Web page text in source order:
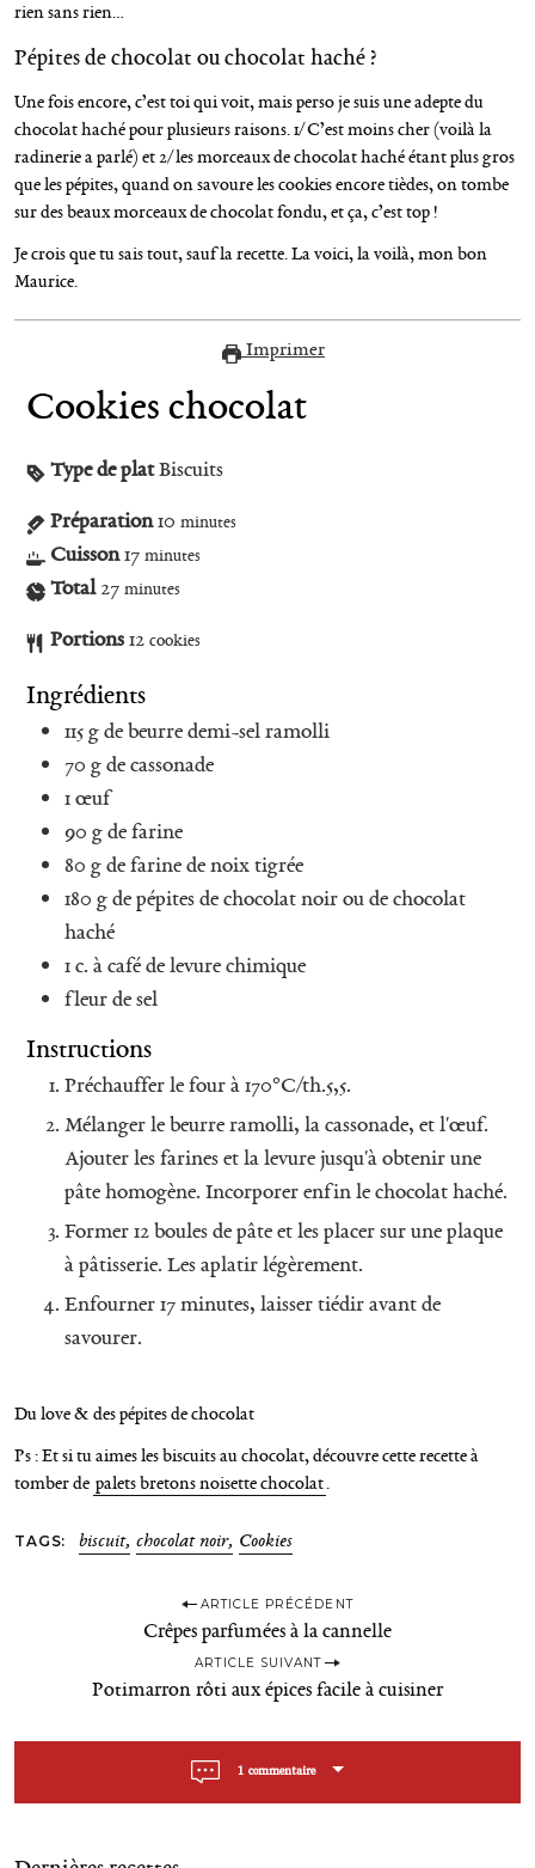
rien sans rien…
Pépites de chocolat ou chocolat haché ?
Une fois encore, c’est toi qui voit, mais perso je suis une adepte du
chocolat haché pour plusieurs raisons. 1/ C’est moins cher (voilà la
radinerie a parlé) et 2/ les morceaux de chocolat haché étant plus gros
que les pépites, quand on savoure les cookies encore tièdes, on tombe
sur des beaux morceaux de chocolat fondu, et ça, c’est top !
Je crois que tu sais tout, sauf la recette. La voici, la voilà, mon bon
Maurice.
Imprimer
Cookies chocolat
Type de platBiscuits
Préparation10 minutes
Cuisson17 minutes
Total 27 minutes
Portions12 cookies
Ingrédients
115gde beurre demi-sel ramolli
70 gde cassonade
1œuf
90 gde farine
80 gde farine de noix tigrée
180 gde pépites de chocolat noir ou de chocolat
haché
1c. à caféde levure chimique
fleur de sel
Instructions
Préchauffer le four à 170°C/th.5,5.
Mélanger le beurre ramolli, la cassonade, et l'œuf.
Ajouter les farines et la levure jusqu'à obtenir une
pâte homogène. Incorporer enfin le chocolat haché.
Former 12 boules de pâte et les placer sur une plaque
à pâtisserie. Les aplatir légèrement.
Enfourner 17 minutes, laisser tiédir avant de
savourer.
Du love & des pépites de chocolat
Ps : Et si tu aimes les biscuits au chocolat, découvre cette recette à
tomber de palets bretons noisette chocolat.
TAGS biscuit chocolat noir Cookies
n
i
ARTICLE PRÉCÉDENT
Crêpes parfumées à la cannelle
ARTICLE SUIVANT
Potimarron rôti aux épices facile à cuisiner
1 commentaire